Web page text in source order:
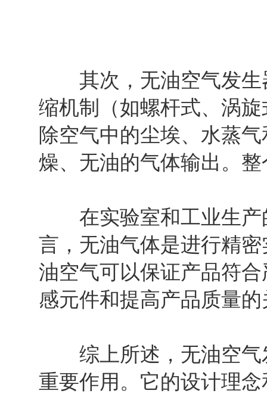
其次，无油空气发生
缩机制（如螺杆式、涡
除空气中的尘埃、水蒸
燥、无油的气体输出。
在实验室和工业生产
言，无油气体是进行精
油空气可以保证产品符
感元件和提高产品质量
综上所述，无油空气
重要作用。它的设计理